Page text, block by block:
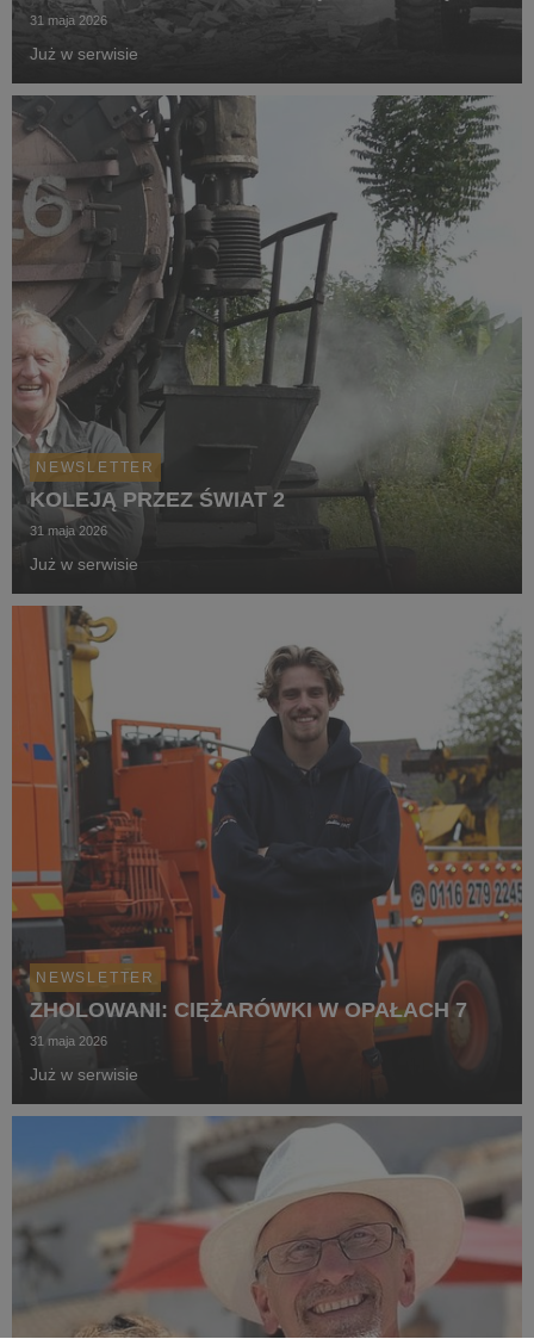
31 maja 2026
Już w serwisie
NEWSLETTER
KOLEJĄ PRZEZ ŚWIAT 2
31 maja 2026
Już w serwisie
NEWSLETTER
ZHOLOWANI: CIĘŻARÓWKI W OPAŁACH 7
31 maja 2026
Już w serwisie